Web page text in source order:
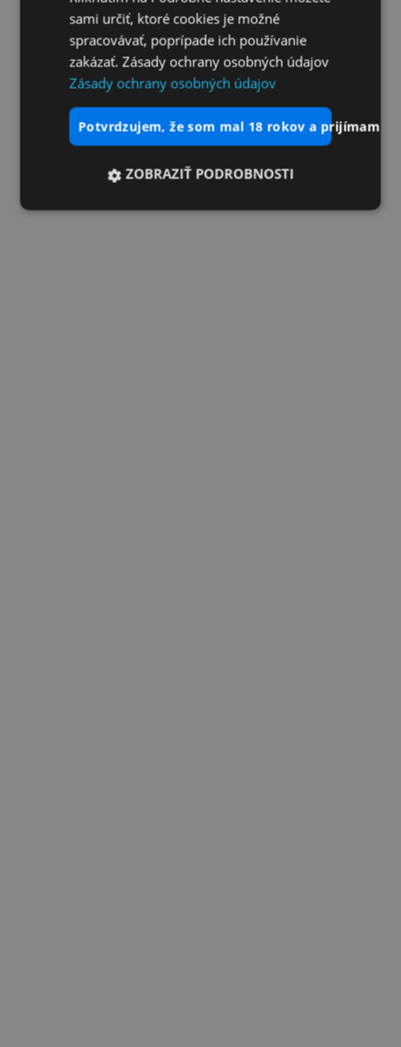
sami určiť, ktoré cookies je možné
spracovávať, poprípade ich používanie
zakázať. Zásady ochrany osobných údajov
Zásady ochrany osobných údajov
potvrdzujem, že som mal 18 rokov a prijímam
ZOBRAZIŤ PODROBNOSTI